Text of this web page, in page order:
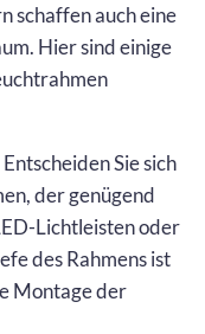
schaffen auch eine
Hier sind einige
Entscheiden Sie sich
der genügend
Lichtleisten oder
des Rahmens ist
Montage der